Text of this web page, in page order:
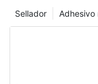
Adhesivo
Sellador